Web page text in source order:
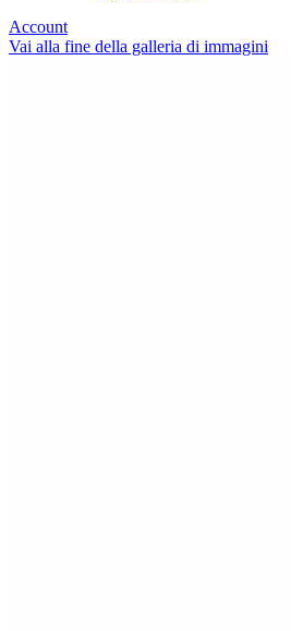
Account
Vai alla fine della galleria di immagini